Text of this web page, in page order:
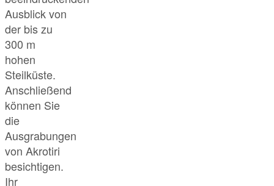
Ausblick von
der bis zu
300 m
hohen
Steilküste.
Anschließend
können Sie
die
Ausgrabungen
von Akrotiri
besichtigen.
Ihr